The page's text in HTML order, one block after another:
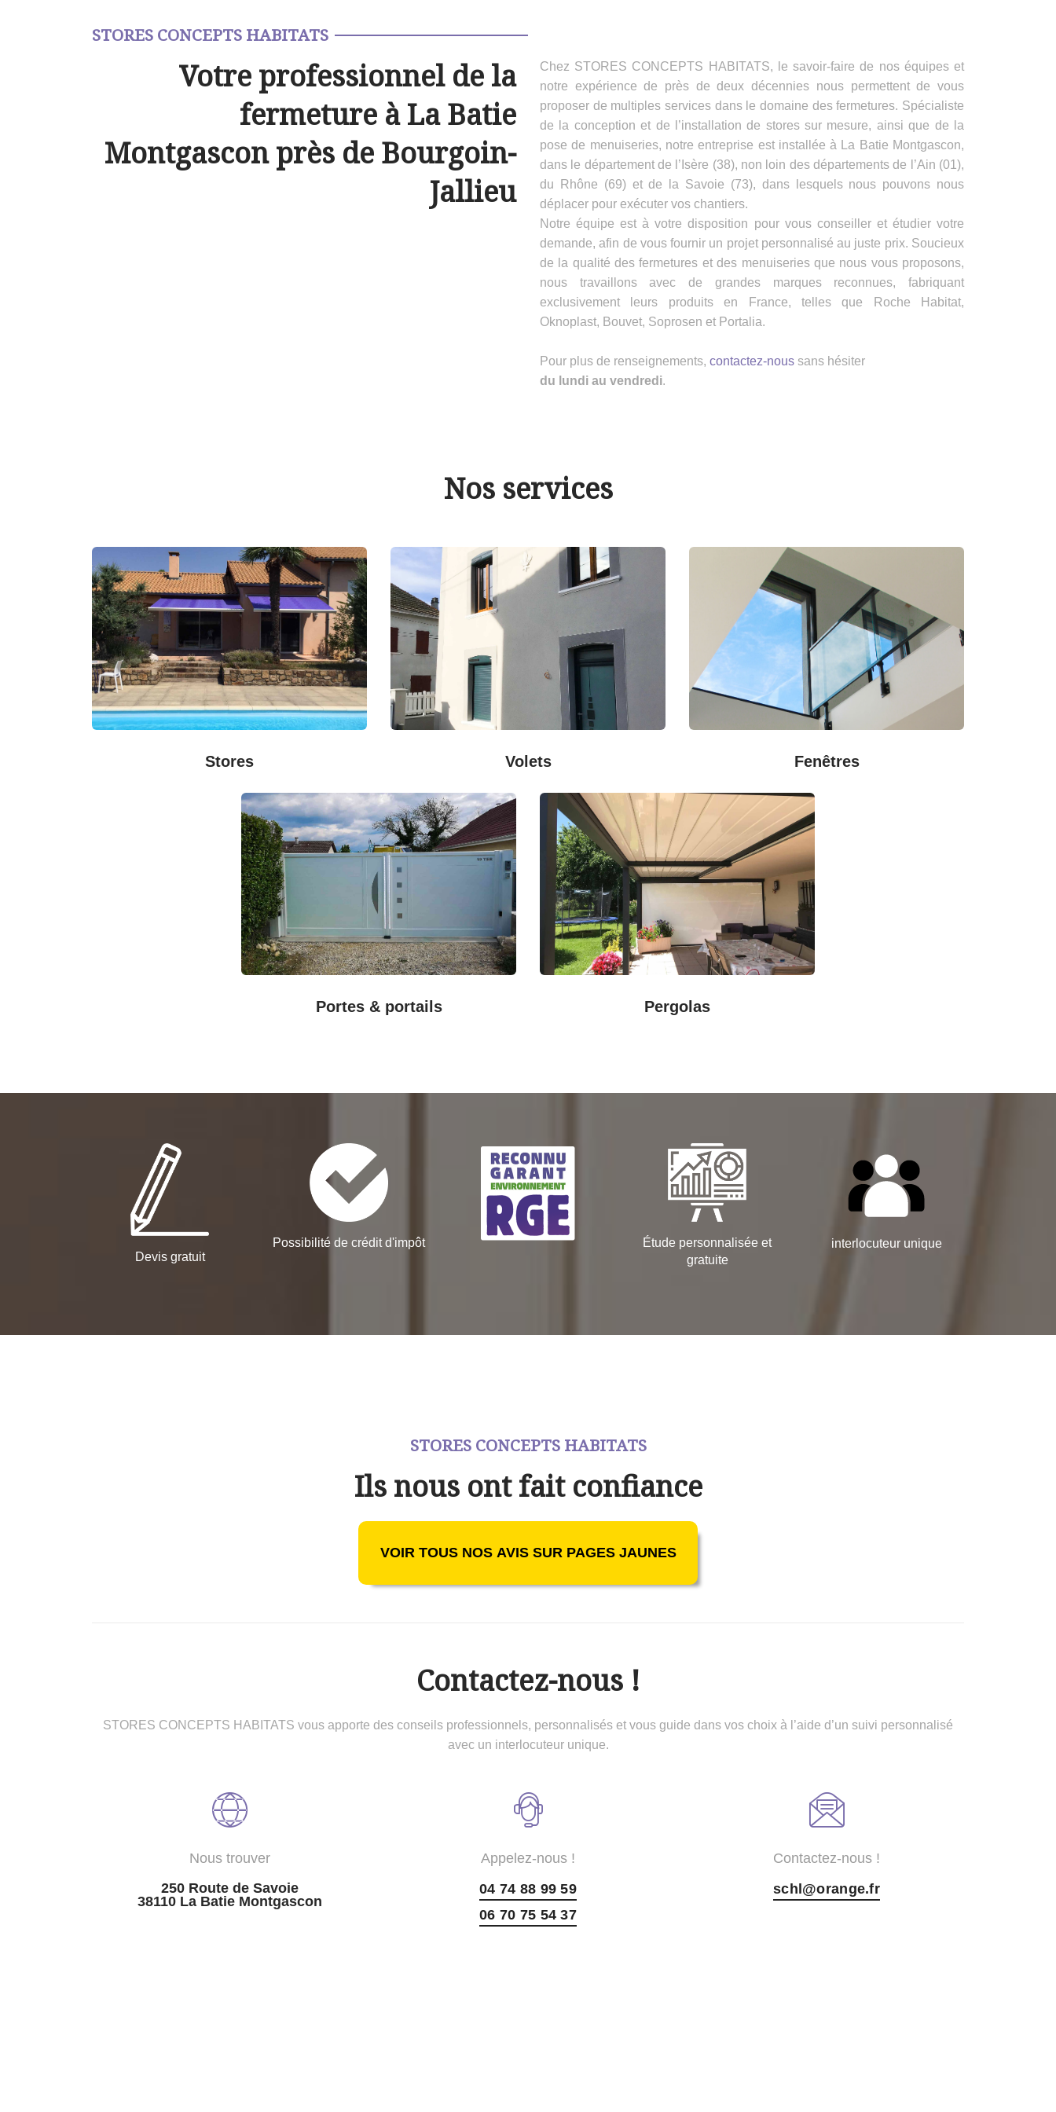
STORES CONCEPTS HABITATS
Votre professionnel de la
fermeture à La Batie
Montgascon près de Bourgoin-
Jallieu
Chez STORES CONCEPTS HABITATS, le savoir-faire de nos équipes et
notre expérience de près de deux décennies nous permettent de vous
proposer de multiples services dans le domaine des fermetures. Spécialiste
de la conception et de l’installation de stores sur mesure, ainsi que de la
pose de menuiseries, notre entreprise est installée à La Batie Montgascon,
dans le département de l’Isère (38), non loin des départements de l’Ain (01),
du Rhône (69) et de la Savoie (73), dans lesquels nous pouvons nous
déplacer pour exécuter vos chantiers.
Notre équipe est à votre disposition pour vous conseiller et étudier votre
demande, afin de vous fournir un projet personnalisé au juste prix. Soucieux
de la qualité des fermetures et des menuiseries que nous vous proposons,
nous travaillons avec de grandes marques reconnues, fabriquant
exclusivement leurs produits en France, telles que Roche Habitat,
Oknoplast, Bouvet, Soprosen et Portalia.
Pour plus de renseignements, contactez-nous sans hésiter
du lundi au vendredi.
Nos services
Stores Volets Fenêtres
Portes & portails Pergolas
Devis gratuit
Possibilité de crédit d'impôt
Étude personnalisée et
gratuite
interlocuteur unique
STORES CONCEPTS HABITATS
Ils nous ont fait confiance
VOIR TOUS NOS AVIS SUR PAGES JAUNES
Contactez-nous !
STORES CONCEPTS HABITATS vous apporte des conseils professionnels, personnalisés et vous guide dans vos choix à l’aide d’un suivi personnalisé
avec un interlocuteur unique.
Nous trouver
250 Route de Savoie
38110 La Batie Montgascon
Appelez-nous !
04 74 88 99 59
06 70 75 54 37
Contactez-nous !
schl@orange.fr